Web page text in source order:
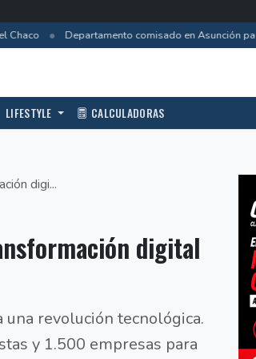
• Departamento comisado en Asunción
LIFESTYLE CALCULADORAS
digi...
digital
revolución tecnológica.
y 1.500 empresas para